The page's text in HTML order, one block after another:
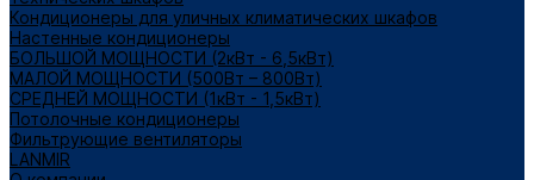
Кондиционеры для уличных климатических шкафов
Настенные кондиционеры
БОЛЬШОЙ МОЩНОСТИ (2кВт - 6,5кВт)
МАЛОЙ МОЩНОСТИ (500Вт – 800Вт)
СРЕДНЕЙ МОЩНОСТИ (1кВт - 1,5кВт)
Потолочные кондиционеры
Фильтрующие вентиляторы
LANMIR